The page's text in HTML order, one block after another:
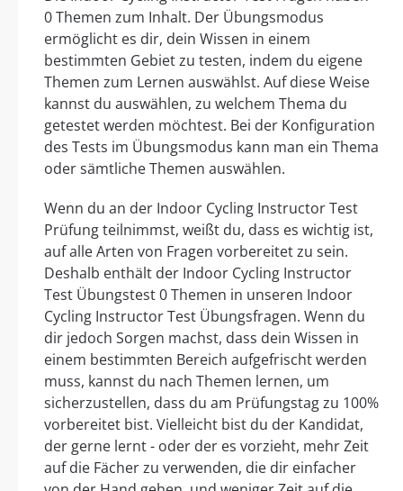
0 Themen zum Inhalt. Der Übungsmodus
ermöglicht es dir, dein Wissen in einem
bestimmten Gebiet zu testen, indem du eigene
Themen zum Lernen auswählst. Auf diese Weise
kannst du auswählen, zu welchem Thema du
getestet werden möchtest. Bei der Konfiguration
des Tests im Übungsmodus kann man ein Thema
oder sämtliche Themen auswählen.
Wenn du an der Indoor Cycling Instructor Test
Prüfung teilnimmst, weißt du, dass es wichtig ist,
auf alle Arten von Fragen vorbereitet zu sein.
Deshalb enthält der Indoor Cycling Instructor
Test Übungstest 0 Themen in unseren Indoor
Cycling Instructor Test Übungsfragen. Wenn du
dir jedoch Sorgen machst, dass dein Wissen in
einem bestimmten Bereich aufgefrischt werden
muss, kannst du nach Themen lernen, um
sicherzustellen, dass du am Prüfungstag zu 100%
vorbereitet bist. Vielleicht bist du der Kandidat,
der gerne lernt - oder der es vorzieht, mehr Zeit
auf die Fächer zu verwenden, die dir einfacher